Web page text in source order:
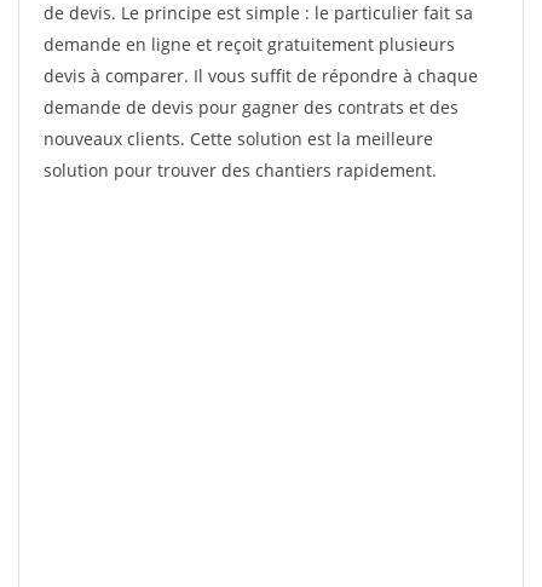
de devis. Le principe est simple : le particulier fait sa
demande en ligne et reçoit gratuitement plusieurs
devis à comparer. Il vous suffit de répondre à chaque
demande de devis pour gagner des contrats et des
nouveaux clients. Cette solution est la meilleure
solution pour trouver des chantiers rapidement.